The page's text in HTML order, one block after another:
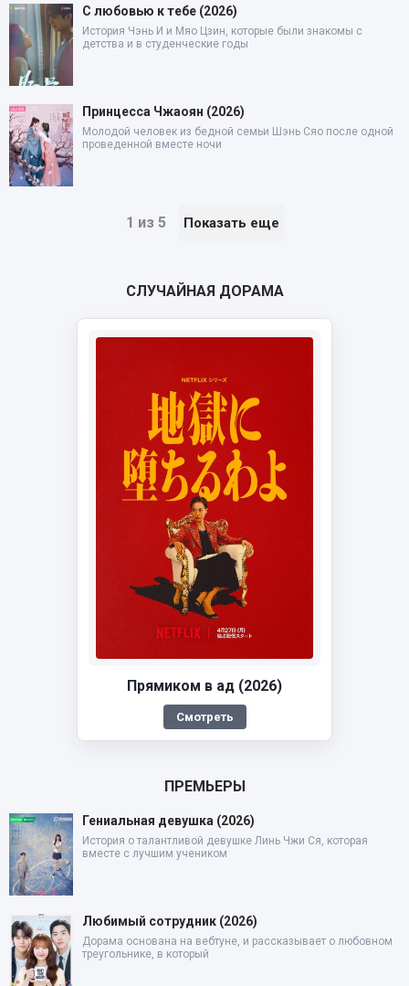
С любовью к тебе (2026)
История Чэнь И и Мяо Цзин, которые были знакомы с
детства и в студенческие годы
Принцесса Чжаоян (2026)
Молодой человек из бедной семьи Шэнь Сяо после одной
проведенной вместе ночи
1 из 5 Показать еще
СЛУЧАЙНАЯ ДОРАМА
Прямиком в ад (2026)
Смотреть
ПРЕМЬЕРЫ
Гениальная девушка (2026)
История о талантливой девушке Линь Чжи Ся, которая
вместе с лучшим учеником
Любимый сотрудник (2026)
Дорама основана на вебтуне, и рассказывает о любовном
треугольнике, в который